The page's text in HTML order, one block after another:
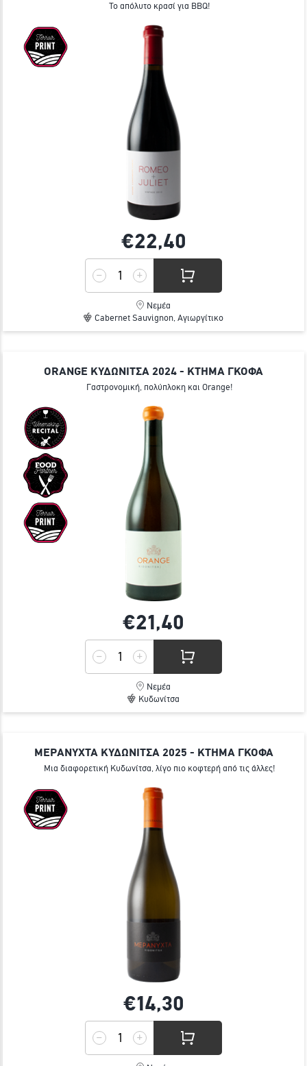
Το απόλυτο κρασί για BBQ!
€22,40
Νεμέα
Cabernet Sauvignon, Αγιωργίτικο
ORANGE ΚΥΔΩΝΙΤΣΑ 2024 - ΚΤΗΜΑ ΓΚΟΦΑ
Γαστρονομική, πολύπλοκη και Orange!
€21,40
Νεμέα
Κυδωνίτσα
ΜΕΡΑΝΥΧΤΑ ΚΥΔΩΝΙΤΣΑ 2025 - ΚΤΗΜΑ ΓΚΟΦΑ
Μια διαφορετική Κυδωνίτσα, λίγο πιο κοφτερή από τις άλλες!
€14,30